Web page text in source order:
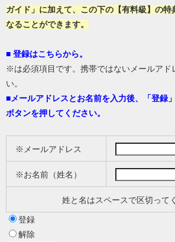
ガイド」に加えて、この下の【有料級】の特
なることができます。
■ 登録はこちらから。
※は必須項目です。携帯ではないメールアド
い。
■メールアドレスとお名前を入力後、「登録
ボタンを押してください。
※メールアドレス
※お名前（姓名）
姓と名はスペースで区切って
登録
解除